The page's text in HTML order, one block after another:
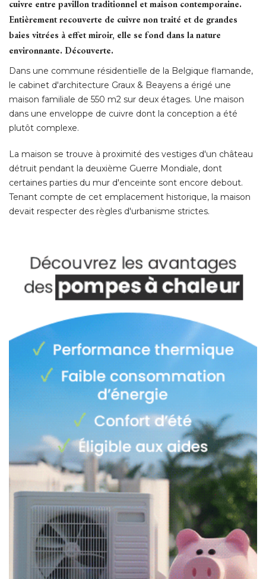
cuivre entre pavillon traditionnel et maison contemporaine.
Entièrement recouverte de cuivre non traité et de grandes
baies vitrées à effet miroir, elle se fond dans la nature
environnante. Découverte.
Dans une commune résidentielle de la Belgique flamande,
le cabinet d'architecture Graux & Beayens a érigé une
maison familiale de 550 m2 sur deux étages. Une maison
dans une enveloppe de cuivre dont la conception a été
plutôt complexe.
La maison se trouve à proximité des vestiges d'un château
détruit pendant la deuxième Guerre Mondiale, dont
certaines parties du mur d'enceinte sont encore debout.
Tenant compte de cet emplacement historique, la maison
devait respecter des règles d'urbanisme strictes.